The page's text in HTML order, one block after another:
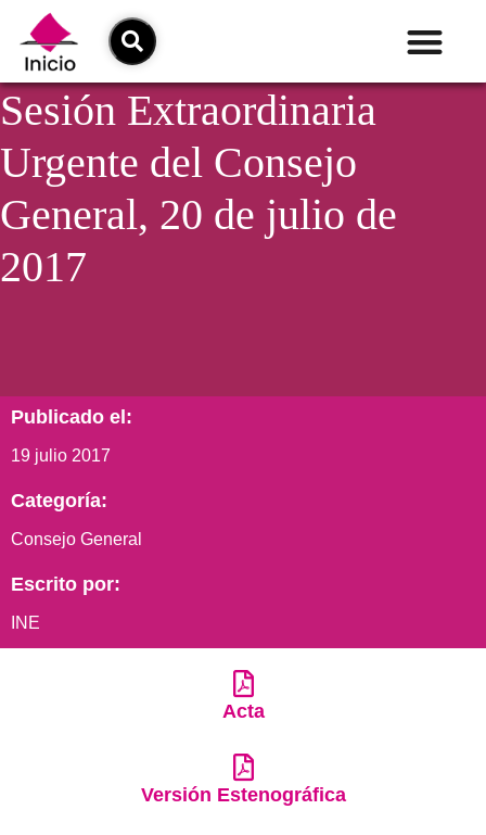
Sesión Extraordinaria
Urgente del Consejo
General, 20 de julio de
2017
Publicado el:
19 julio 2017
Categoría:
Consejo General
Escrito por:
INE
Acta
Versión Estenográfica